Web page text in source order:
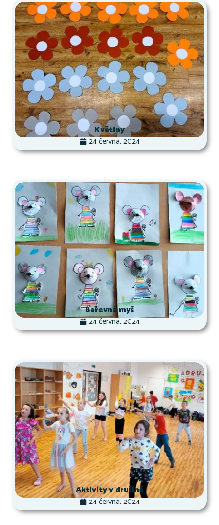
Květiny
24 června, 2024
Barevná myš
24 června, 2024
Aktivity v družině
24 června, 2024